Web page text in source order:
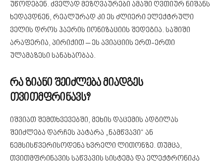
უწოდებენ. ძველად მეზღვაურები ამაში ღვთიურ ნიშანს
ხედავდნენ, რეალურად კი ეს ძლიერი ელექტრული
ველის დროს ჰაერის იონიზაციის შედეგია. საშიში
არაფერია, პირიქით – ეს ავიაციის ერთ-ერთი
ულამაზესი სანახაობაა.
რა ზიანი შეიძლება მიადგეს
თვითმფრინავს?
იშვიათ შემთხვევებში, მეხის დაცემის ადგილას
შეიძლება დარჩეს პატარა „ნამწვავი“ ან
ნემსისწვერისოდენა ხვრელი ლითონზე. თუმცა,
თვითმფრინავის საწვავის სისტემა და ელექტრონიკა